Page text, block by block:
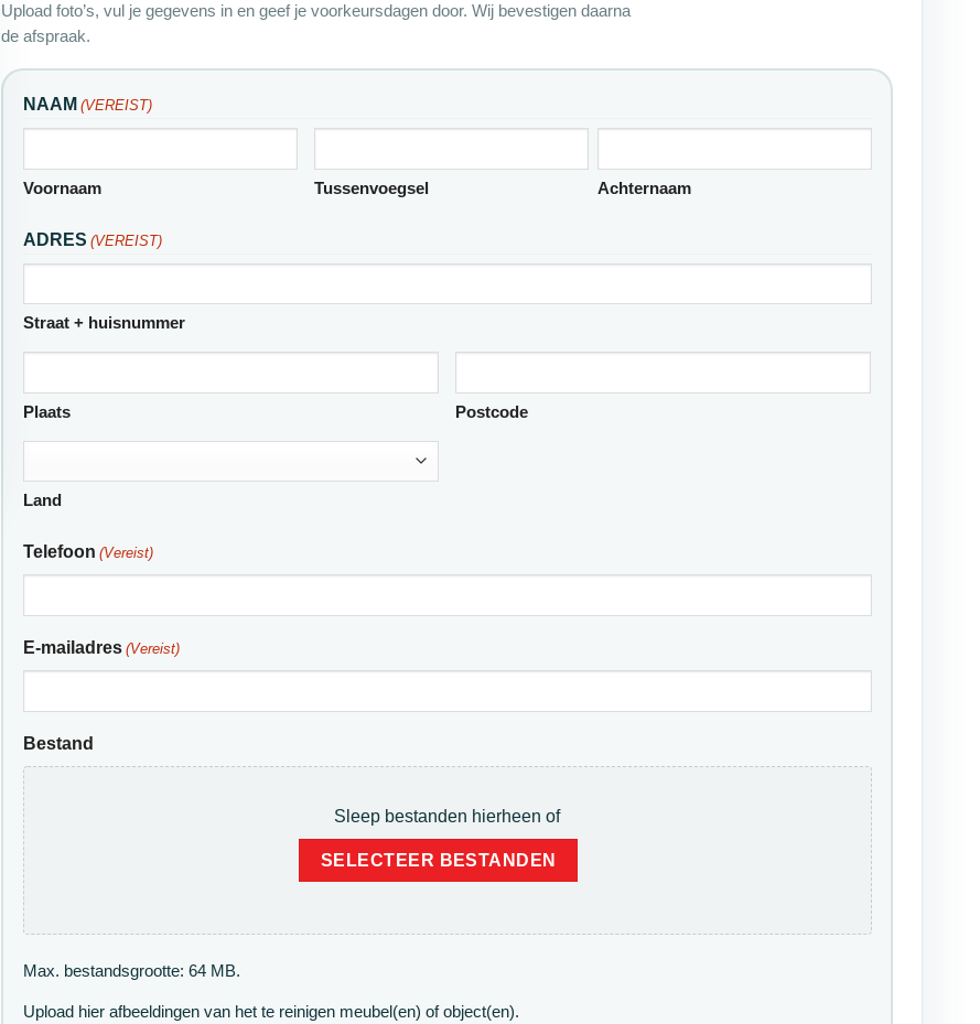
Upload foto’s, vul je gegevens in en geef je voorkeursdagen door. Wij bevestigen daarna
de afspraak.
NAAM (VEREIST)
Voornaam Tussenvoegsel Achternaam
ADRES (VEREIST)
Straat + huisnummer
Plaats Postcode
Land
Telefoon (Vereist)
E-mailadres (Vereist)
Bestand
Sleep bestanden hierheen of
SELECTEER BESTANDEN
Max. bestandsgrootte: 64 MB.
Upload hier afbeeldingen van het te reinigen meubel(en) of object(en).